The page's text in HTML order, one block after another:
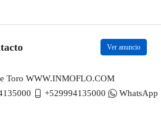
Ver anuncio
Toro WWW.INMOFLO.COM
+529994135000 WhatsApp